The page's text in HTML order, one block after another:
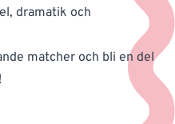
dramatik och
matcher och bli en del